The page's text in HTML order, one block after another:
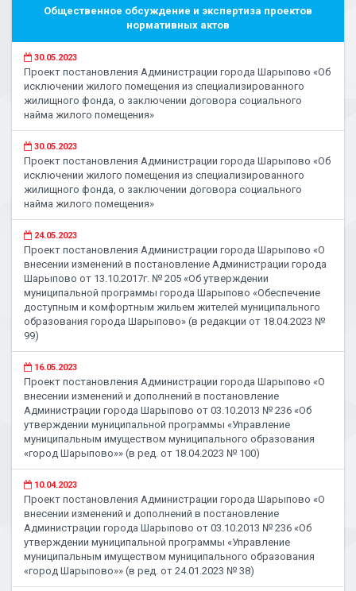
Общественное обсуждение и экспертиза проектов
нормативных актов
30.05.2023
Проект постановления Администрации города Шарыпово «Об
исключении жилого помещения из специализированного
жилищного фонда, о заключении договора социального
найма жилого помещения»
30.05.2023
Проект постановления Администрации города Шарыпово «Об
исключении жилого помещения из специализированного
жилищного фонда, о заключении договора социального
найма жилого помещения»
24.05.2023
Проект постановления Администрации города Шарыпово «О
внесении изменений в постановление Администрации города
Шарыпово от 13.10.2017г. № 205 «Об утверждении
муниципальной программы города Шарыпово «Обеспечение
доступным и комфортным жильем жителей муниципального
образования города Шарыпово» (в редакции от 18.04.2023 №
99)
16.05.2023
Проект постановления Администрации города Шарыпово «О
внесении изменений и дополнений в постановление
Администрации города Шарыпово от 03.10.2013 № 236 «Об
утверждении муниципальной программы «Управление
муниципальным имуществом муниципального образования
«город Шарыпово»» (в ред. от 18.04.2023 № 100)
10.04.2023
Проект постановления Администрации города Шарыпово «О
внесении изменений и дополнений в постановление
Администрации города Шарыпово от 03.10.2013 № 236 «Об
утверждении муниципальной программы «Управление
муниципальным имуществом муниципального образования
«город Шарыпово»» (в ред. от 24.01.2023 № 38)